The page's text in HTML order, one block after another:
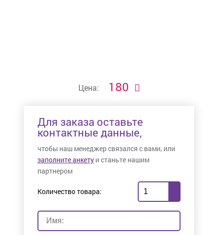
Цена: 180
Для заказа оставьте
контактные данные,
чтобы наш менеджер связался с вами, или
заполните анкету и станьте нашим
партнером
Количество товара: